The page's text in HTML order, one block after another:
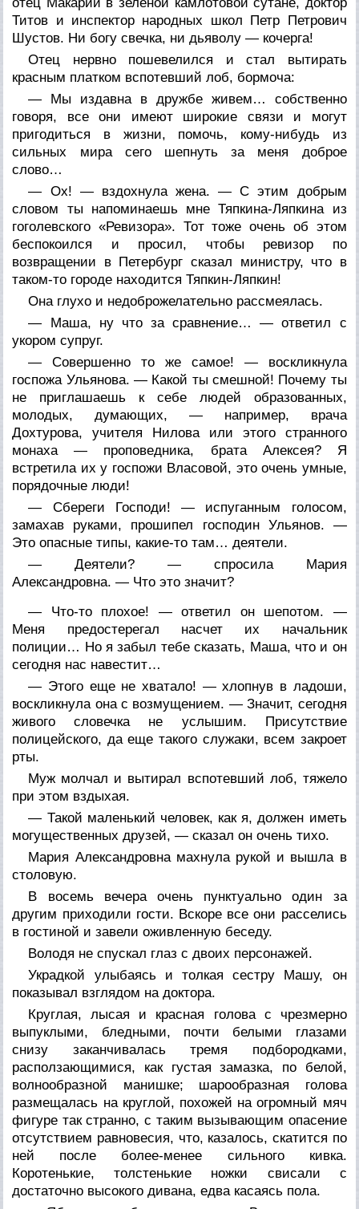
Титов и инспектор народных школ Петр Петрович
Шустов. Ни богу свечка, ни дьяволу — кочерга!
Отец нервно пошевелился и стал вытирать
красным платком вспотевший лоб, бормоча:
— Мы издавна в дружбе живем… собственно
говоря, все они имеют широкие связи и могут
пригодиться в жизни, помочь, кому-нибудь из
сильных мира сего шепнуть за меня доброе
слово…
— Ох! — вздохнула жена. — С этим добрым
словом ты напоминаешь мне Тяпкина-Ляпкина из
гоголевского «Ревизора». Тот тоже очень об этом
беспокоился и просил, чтобы ревизор по
возвращении в Петербург сказал министру, что в
таком-то городе находится Тяпкин-Ляпкин!
Она глухо и недоброжелательно рассмеялась.
— Маша, ну что за сравнение… — ответил с
укором супруг.
— Совершенно то же самое! — воскликнула
госпожа Ульянова. — Какой ты смешной! Почему ты
не приглашаешь к себе людей образованных,
молодых, думающих, — например, врача
Дохтурова, учителя Нилова или этого странного
монаха — проповедника, брата Алексея? Я
встретила их у госпожи Власовой, это очень умные,
порядочные люди!
— Сбереги Господи! — испуганным голосом,
замахав руками, прошипел господин Ульянов. —
Это опасные типы, какие-то там… деятели.
— Деятели? — спросила Мария
Александровна. — Что это значит?
— Что-то плохое! — ответил он шепотом. —
Меня предостерегал насчет их начальник
полиции… Но я забыл тебе сказать, Маша, что и он
сегодня нас навестит…
— Этого еще не хватало! — хлопнув в ладоши,
воскликнула она с возмущением. — Значит, сегодня
живого словечка не услышим. Присутствие
полицейского, да еще такого служаки, всем закроет
рты.
Муж молчал и вытирал вспотевший лоб, тяжело
при этом вздыхая.
— Такой маленький человек, как я, должен иметь
могущественных друзей, — сказал он очень тихо.
Мария Александровна махнула рукой и вышла в
столовую.
В восемь вечера очень пунктуально один за
другим приходили гости. Вскоре все они расселись
в гостиной и завели оживленную беседу.
Володя не спускал глаз с двоих персонажей.
Украдкой улыбаясь и толкая сестру Машу, он
показывал взглядом на доктора.
Круглая, лысая и красная голова с чрезмерно
выпуклыми, бледными, почти белыми глазами
снизу заканчивалась тремя подбородками,
расползающимися, как густая замазка, по белой,
волнообразной манишке; шарообразная голова
размещалась на круглой, похожей на огромный мяч
фигуре так странно, с таким вызывающим опасение
отсутствием равновесия, что, казалось, скатится по
ней после более-менее сильного кивка.
Коротенькие, толстенькие ножки свисали с
достаточно высокого дивана, едва касаясь пола.